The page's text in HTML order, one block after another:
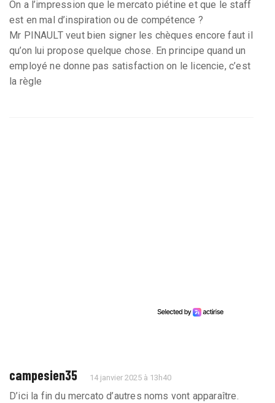
On a l’impression que le mercato piétine et que le staff
est en mal d’inspiration ou de compétence ?
Mr PINAULT veut bien signer les chèques encore faut il
qu’on lui propose quelque chose. En principe quand un
employé ne donne pas satisfaction on le licencie, c’est
la règle
campesien35 14 janvier 2025 à 13h40
D’ici la fin du mercato d’autres noms vont apparaître.